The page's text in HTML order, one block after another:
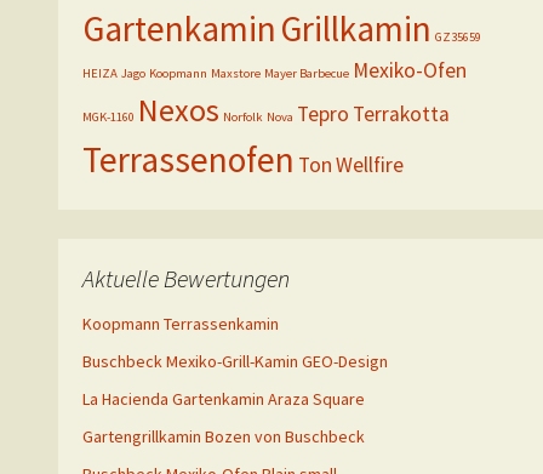
GartenkaminGrillkamin GZ35659
HEIZA Jago Koopmann Maxstore Mayer Barbecue Mexiko-Ofen
MGK-1160 Nexos Norfolk Nova Tepro Terrakotta
Terrassenofen TonWellfire
Aktuelle Bewertungen
Koopmann Terrassenkamin
Buschbeck Mexiko-Grill-Kamin GEO-Design
La Hacienda Gartenkamin Araza Square
Gartengrillkamin Bozen von Buschbeck